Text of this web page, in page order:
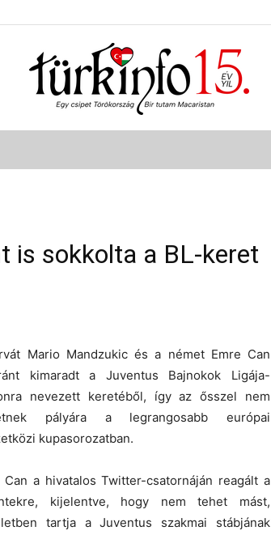
Türkinfo
is sokkolta a BL-keret
Mario Mandzukic és a német Emre Can
kimaradt a Juventus Bajnokok Ligája-
nevezett keretéből, így az ősszel nem
pályára a legrangosabb európai
kupasorozatban.
Can a hivatalos Twitter-csatornáján reagált a
kijelentve, hogy nem tehet mást,
tartja a Juventus szakmai stábjának